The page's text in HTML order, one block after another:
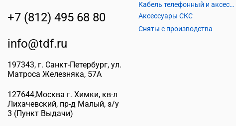
+7 (812) 495 68 80
info@tdf.ru
197343, г. Санкт-Петербург, ул.
Матроса Железняка, 57A
127644,Москва г. Химки, кв-л
Лихачевский, пр-д Малый, з/у
3 (Пункт Выдачи)
Кабель телефонный и аксессуары
Аксессуары СКС
Сняты с производства